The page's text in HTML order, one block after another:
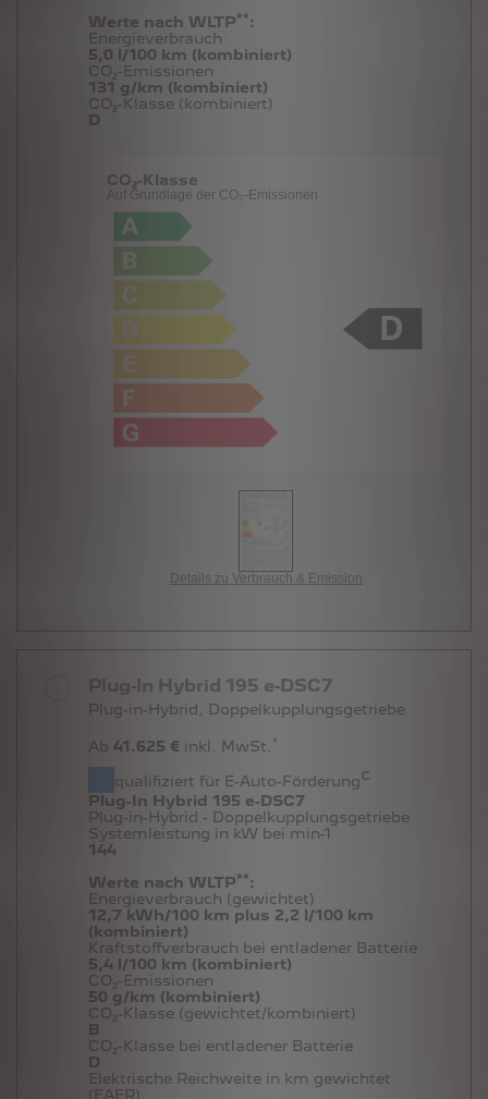
Werte nach WLTP**:
Energieverbrauch
5,0 l/100 km (kombiniert)
CO₂-Emissionen
131 g/km (kombiniert)
CO₂-Klasse (kombiniert)
D
CO₂-Klasse
Auf Grundlage der CO₂-Emissionen
Details zu Verbrauch & Emission
Plug-In Hybrid 195 e-DSC7
Plug-in-Hybrid, Doppelkupplungsgetriebe
Ab 41.625 € inkl. MwSt. *
qualifiziert für E-Auto-Förderungc
Plug-In Hybrid 195 e-DSC7
Plug-in-Hybrid - Doppelkupplungsgetriebe
Systemleistung in kW bei min-1
144
Werte nach WLTP**:
Energieverbrauch (gewichtet)
12,7 kWh/100 km plus 2,2 l/100 km
(kombiniert)
Kraftstoffverbrauch bei entladener Batterie
5,4 l/100 km (kombiniert)
CO₂-Emissionen
50 g/km (kombiniert)
CO₂-Klasse (gewichtet/kombiniert)
B
CO₂-Klasse bei entladener Batterie
D
Elektrische Reichweite in km gewichtet
(EAER)